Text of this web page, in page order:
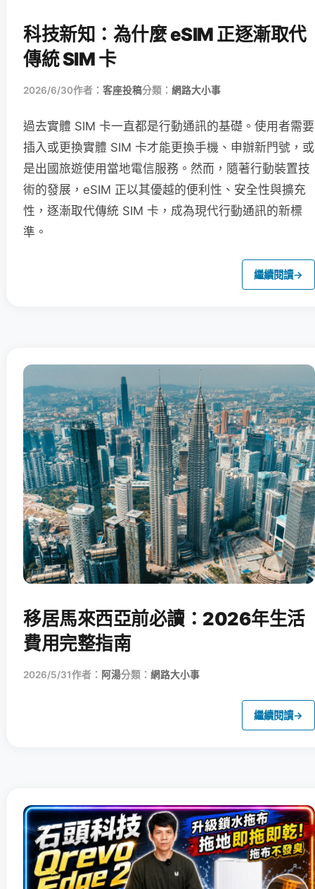
科技新知：為什麼 eSIM 正逐漸取代
傳統 SIM 卡
2026/6/30作者： 客座投稿分類： 網路大小事
過去實體 SIM 卡一直都是行動通訊的基礎。使用者需要
插入或更換實體 SIM 卡才能更換手機、申辦新門號，或
是出國旅遊使用當地電信服務。然而，隨著行動裝置技
術的發展，eSIM 正以其優越的便利性、安全性與擴充
性，逐漸取代傳統 SIM 卡，成為現代行動通訊的新標
準。
繼續閱讀→
移居馬來西亞前必讀：2026年生活
費用完整指南
2026/5/31作者： 阿湯分類： 網路大小事
繼續閱讀→